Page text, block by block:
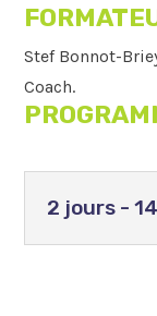
Stef Bonnot-
Coach.
2 jours -